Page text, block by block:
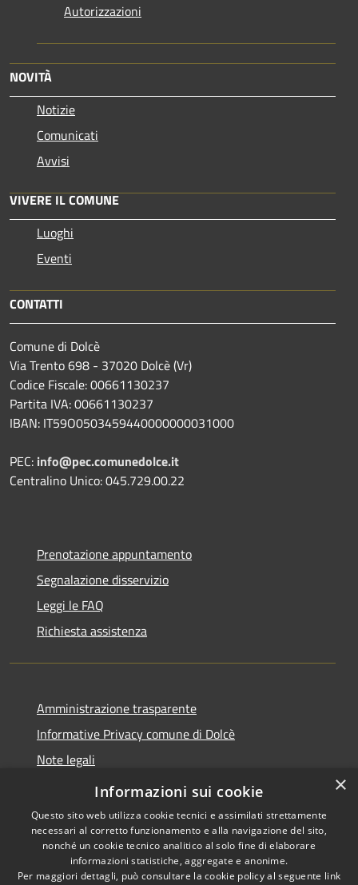
Autorizzazioni
NOVITÀ
Notizie
Comunicati
Avvisi
VIVERE IL COMUNE
Luoghi
Eventi
CONTATTI
Comune di Dolcè
Via Trento 698 - 37020 Dolcè (Vr)
Codice Fiscale: 00661130237
Partita IVA: 00661130237
IBAN: IT59O0503459440000000031000
PEC: info@pec.comunedolce.it
Centralino Unico: 045.729.00.22
Prenotazione appuntamento
Segnalazione disservizio
Leggi le FAQ
Richiesta assistenza
Amministrazione trasparente
Informative Privacy comune di Dolcè
Note legali
Dichiarazione di accessibilità
Copyright © 2026 • Comune di
×
Informazioni sui cookie
Questo sito web utilizza cookie tecnici e assimilati strettamente
necessari al corretto funzionamento e alla navigazione del sito,
nonché un cookie tecnico analitico al solo fine di elaborare
informazioni statistiche, aggregate e anonime.
Per maggiori dettagli, può consultare la cookie policy al seguente link